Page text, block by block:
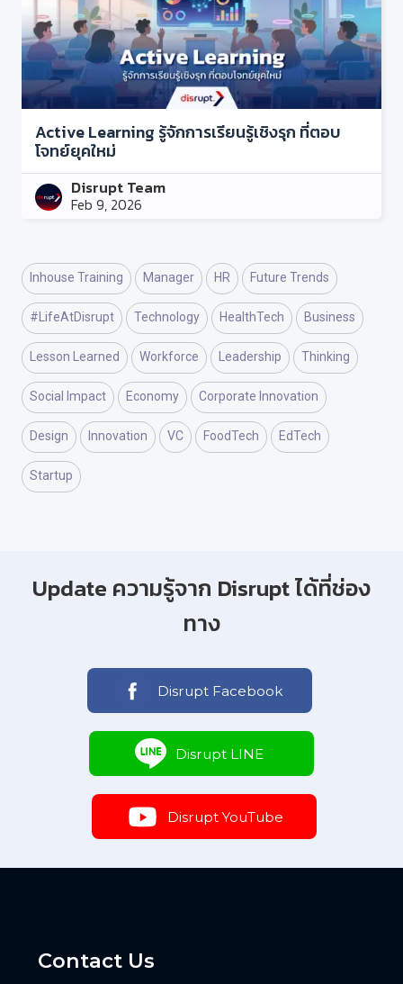
Active Learning รู้จักการเรียนรู้เชิงรุก ที่ตอบ
โจทย์ยุคใหม่
Disrupt Team
Feb 9, 2026
Inhouse Training Manager HR Future Trends
#LifeAtDisrupt Technology HealthTech Business
Lesson Learned Workforce Leadership Thinking
Social Impact Economy Corporate Innovation
Design Innovation VC FoodTech EdTech
Startup
Update ความรู้จาก Disrupt ได้ที่ช่อง
ทาง
Disrupt Facebook
Disrupt LINE
Disrupt YouTube
Contact Us